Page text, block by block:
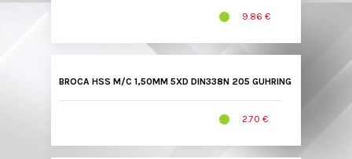
9.86 €
BROCA HSS M/C 1,50MM 5XD DIN338N 205 GUHRING
2.70 €